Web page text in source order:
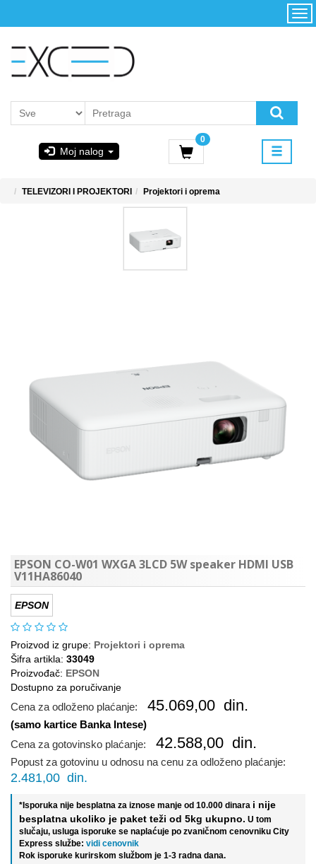
Moj nalog
0
Početna
korišćenja i
& STEAM
TELEVIZORI I PROJEKTORI Projektori i oprema
EPSON CO-W01 WXGA 3LCD 5W speaker HDMI USB
V11HA86040
EPSON
Proizvod iz grupe: Projektori i oprema
Šifra artikla: 33049
Proizvođač: EPSON
Dostupno za poručivanje
Cena za odloženo plaćanje: 45.069,00 din.
(samo kartice Banka Intese)
Cena za gotovinsko plaćanje:
42.588,00 din.
Popust za gotovinu u odnosu na cenu za odloženo plaćanje:
2.481,00 din.
*Isporuka nije besplatna za iznose manje od 10.000 dinara i nije
besplatna ukoliko je paket teži od 5kg ukupno. U tom
slučaju, usluga isporuke se naplaćuje po zvaničnom cenovniku City
Express službe: vidi cenovnik
Rok isporuke kurirskom službom je 1-3 radna dana.